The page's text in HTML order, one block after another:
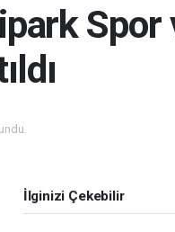
Spor
İlginizi Çekebilir